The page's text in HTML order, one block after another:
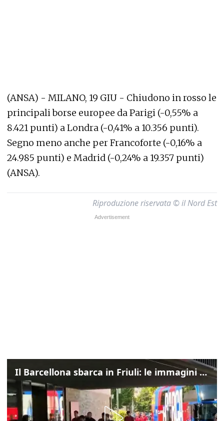
(ANSA) - MILANO, 19 GIU - Chiudono in rosso le
principali borse europee da Parigi (-0,55% a
8.421 punti) a Londra (-0,41% a 10.356 punti).
Segno meno anche per Francoforte (-0,16% a
24.985 punti) e Madrid (-0,24% a 19.357 punti)
(ANSA).
Riproduzione riservata © il Nord Est
Il Barcellona sbarca in Friuli: le immagini dell'arrivo in albergo